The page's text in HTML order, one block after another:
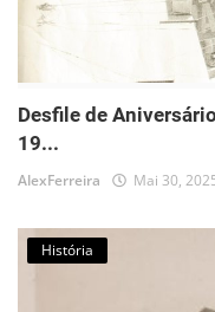
Desfile de
19...
AlexFerreira Mai 30,
História